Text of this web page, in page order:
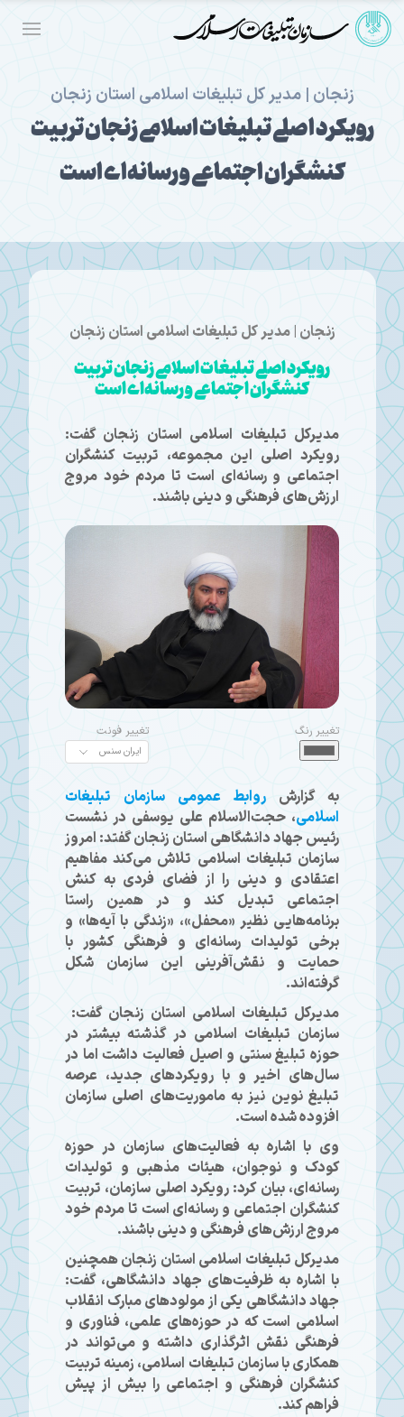
زنجان | مدیر کل تبلیغات اسلامی استان زنجان
رویکرد اصلی تبلیغات اسلامی زنجان تربیت
کنشگران اجتماعی و رسانه‌ای است
زنجان | مدیر کل تبلیغات اسلامی استان زنجان
رویکرد اصلی تبلیغات اسلامی زنجان تربیت
کنشگران اجتماعی و رسانه‌ای است
مدیرکل تبلیغات اسلامی استان زنجان گفت:
رویکرد اصلی این مجموعه، تربیت کنشگران
اجتماعی و رسانه‌ای است تا مردم خود مروج
ارزش‌های فرهنگی و دینی باشند.
تغییر رنگ تغییر فونت
به گزارش روابط عمومی سازمان تبلیغات
اسلامی، حجت‌الاسلام علی یوسفی در نشست
رئیس جهاد دانشگاهی استان زنجان گفتد: امروز
سازمان تبلیغات اسلامی تلاش می‌کند مفاهیم
اعتقادی و دینی را از فضای فردی به کنش
اجتماعی تبدیل کند و در همین راستا
برنامه‌هایی نظیر «محفل»، «زندگی با آیه‌ها» و
برخی تولیدات رسانه‌ای و فرهنگی کشور با
حمایت و نقش‌آفرینی این سازمان شکل
گرفته‌اند.
مدیرکل تبلیغات اسلامی استان زنجان گفت:
سازمان تبلیغات اسلامی در گذشته بیشتر در
حوزه تبلیغ سنتی و اصیل فعالیت داشت اما در
سال‌های اخیر و با رویکردهای جدید، عرصه
تبلیغ نوین نیز به ماموریت‌های اصلی سازمان
افزوده شده است.
وی با اشاره به فعالیت‌های سازمان در حوزه
کودک و نوجوان، هیئات مذهبی و تولیدات
رسانه‌ای، بیان کرد: رویکرد اصلی سازمان، تربیت
کنشگران اجتماعی و رسانه‌ای است تا مردم خود
مروج ارزش‌های فرهنگی و دینی باشند.
مدیرکل تبلیغات اسلامی استان زنجان همچنین
با اشاره به ظرفیت‌های جهاد دانشگاهی، گفت:
جهاد دانشگاهی یکی از مولودهای مبارک انقلاب
اسلامی است که در حوزه‌های علمی، فناوری و
فرهنگی نقش اثرگذاری داشته و می‌تواند در
همکاری با سازمان تبلیغات اسلامی، زمینه تربیت
کنشگران فرهنگی و اجتماعی را بیش از پیش
فراهم کند.